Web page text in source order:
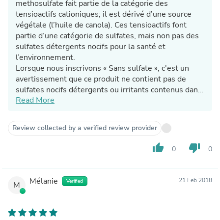
methosulfate fait partie de la catégorie des
tensioactifs cationiques; il est dérivé d’une source
végétale (l’huile de canola). Ces tensioactifs font
partie d’une catégorie de sulfates, mais non pas des
sulfates détergents nocifs pour la santé et
l’environnement.
Lorsque nous inscrivons « Sans sulfate », c'est un
avertissement que ce produit ne contient pas de
sulfates nocifs détergents ou irritants contenus dans
les produits capillaires commerciaux, qui agissent
Nous utilisons cet ingrédient car il apporte une action
démêlante aux cheveux en agissant comme
conditionneur. Il est un actif démêlant doux; accepté
par les certifications biologiques, et il peut être
utilisé sans les soins pour bébé.
Dans notre revitalisant, il joue le rôle de cire
émulsifiante nous permettant la fabrication d’un
revitalisant riche et crémeux. Il ne présente aucun
danger pour vos cheveux, il les rend brillants, faciles
Read More
Review collected by a verified review provider
thumb_up 0 thumb_down 0
M Mélanie Verified 21 Feb 2018